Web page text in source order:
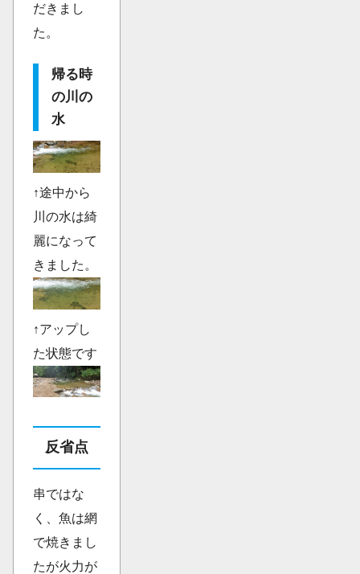
だきまし
た。
帰る時
の川の
水
↑途中から
川の水は綺
麗になって
きました。
↑アップし
た状態です
反省点
串ではな
く、魚は網
で焼きまし
たが火力が